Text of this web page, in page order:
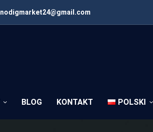
nodigmarket24@gmail.com
BLOG KONTAKT POLSKI